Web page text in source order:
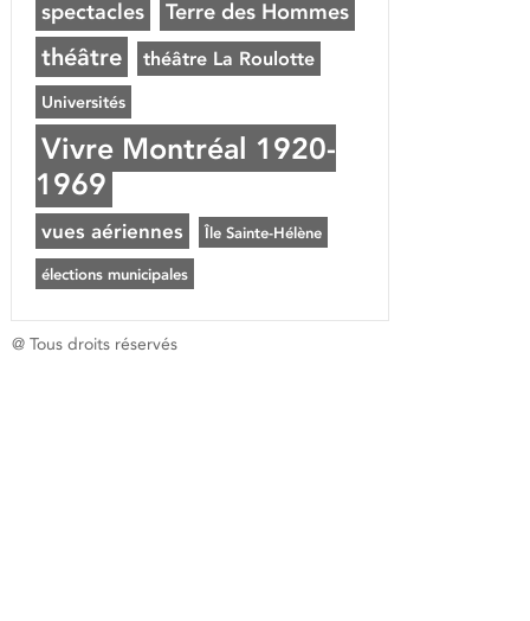
spectacles Terre des Hommes
théâtre théâtre La Roulotte
Universités
Vivre Montréal 1920-
1969
vues aériennes Île Sainte-Hélène
élections municipales
@ Tous droits réservés